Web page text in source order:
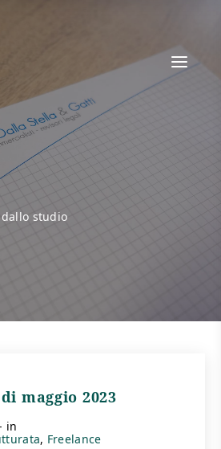
studio
maggio 2023
in
Freelance